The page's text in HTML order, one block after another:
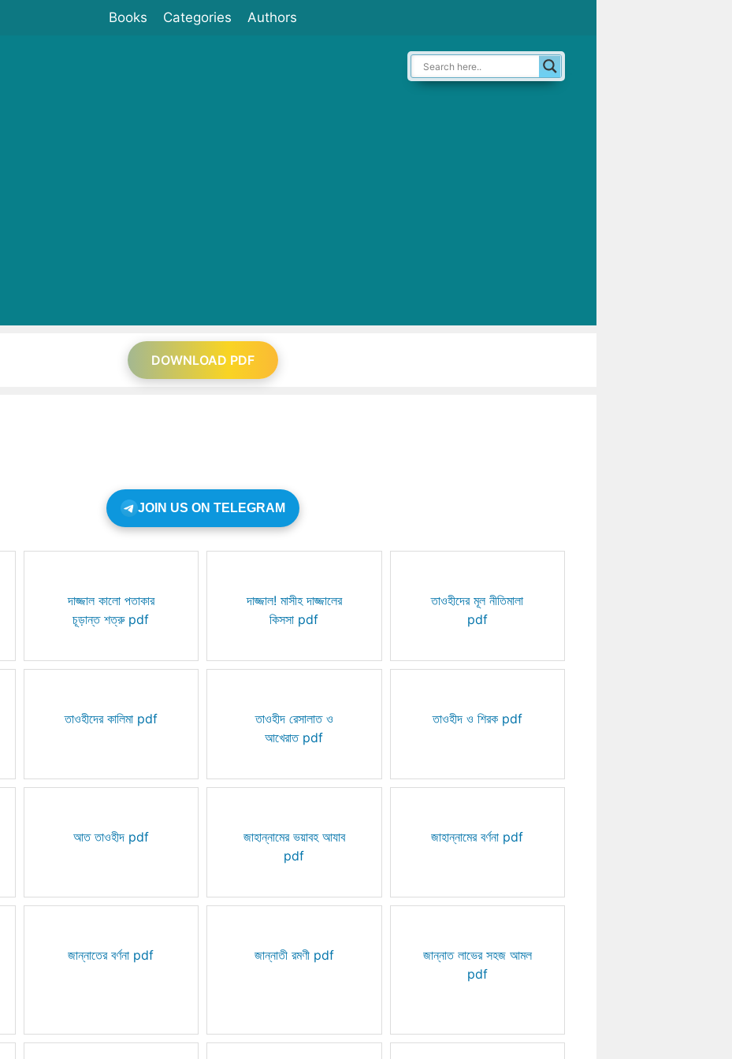
Books Categories Authors
DOWNLOAD PDF
JOIN US ON TELEGRAM
দাজ্জাল কালো পতাকার
চূড়ান্ত শত্রু pdf
দাজ্জাল! মাসীহ দাজ্জালের
কিসসা pdf
তাওহীদের মূল নীতিমালা
pdf
তাওহীদের কালিমা pdf
তাওহীদ রেসালাত ও
আখেরাত pdf
তাওহীদ ও শিরক pdf
আত তাওহীদ pdf
জাহান্নামের ভয়াবহ আযাব
pdf
জাহান্নামের বর্ণনা pdf
জান্নাতের বর্ণনা pdf জান্নাতী রমণী pdf
জান্নাত লাভের সহজ আমল
pdf